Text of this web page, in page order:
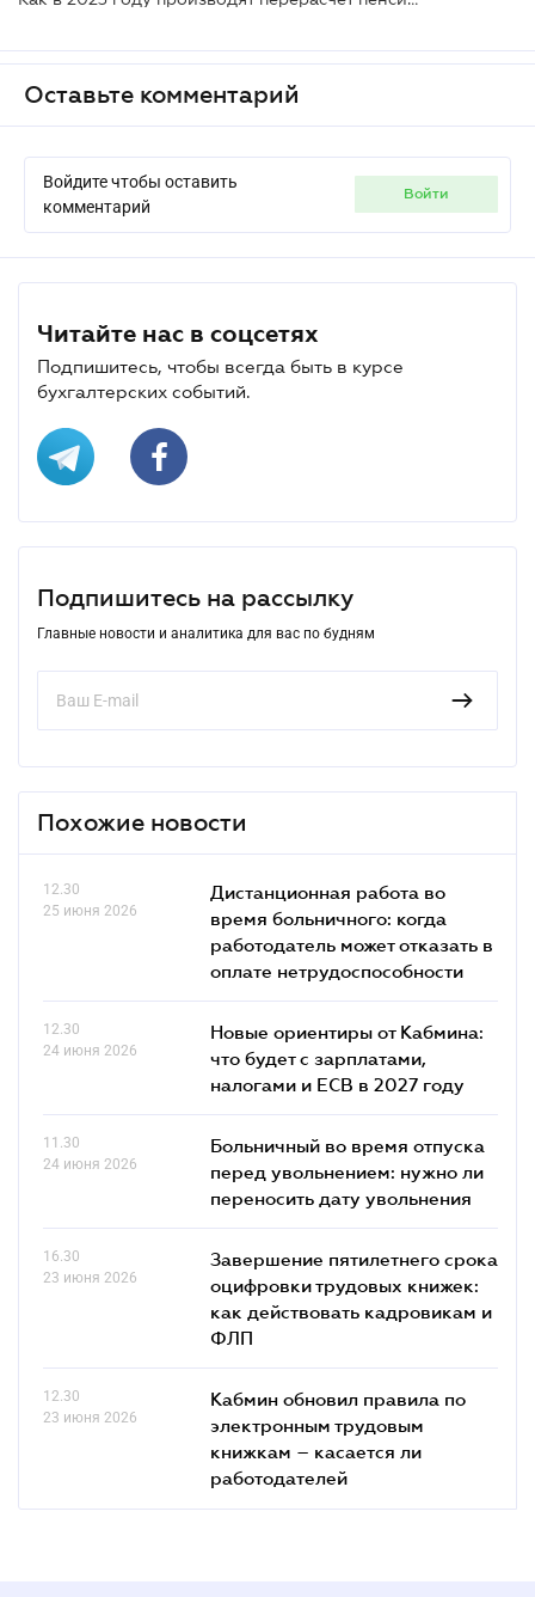
Оставьте комментарий
Войдите чтобы оставить
комментарий
войти
Читайте нас в соцсетях
Подпишитесь, чтобы всегда быть в курсе
бухгалтерских событий.
Подпишитесь на рассылку
Главные новости и аналитика для вас по будням
Похожие новости
12.30
25 июня 2026
Дистанционная работа во
время больничного: когда
работодатель может отказать в
оплате нетрудоспособности
12.30
24 июня 2026
Новые ориентиры от Кабмина:
что будет с зарплатами,
налогами и ЕСВ в 2027 году
11.30
24 июня 2026
Больничный во время отпуска
перед увольнением: нужно ли
переносить дату увольнения
16.30
23 июня 2026
Завершение пятилетнего срока
оцифровки трудовых книжек:
как действовать кадровикам и
ФЛП
12.30
23 июня 2026
Кабмин обновил правила по
электронным трудовым
книжкам – касается ли
работодателей